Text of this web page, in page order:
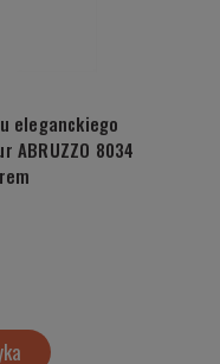
eleganckiego
ABRUZZO 8034